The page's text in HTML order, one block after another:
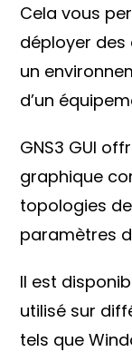
Cela vous
déployer
un
d’un
GNS3 GUI
graphique
topologies
paramètres
Il est
utilisé sur
tels que